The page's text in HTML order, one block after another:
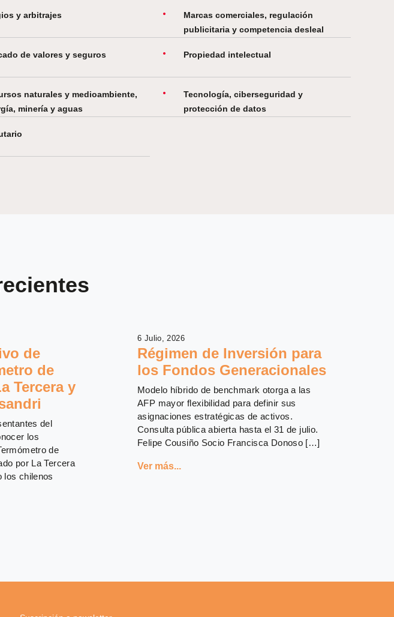
y arbitrajes
Marcas comerciales, regulación
publicitaria y competencia desleal
de valores y seguros Propiedad intelectual
naturales y medioambiente,
minería y aguas
Tecnología, ciberseguridad y
protección de datos
de
de
Tercera y
del
los
de
por La Tercera
los chilenos
6 Julio, 2026
Régimen de Inversión para
los Fondos Generacionales
Modelo híbrido de benchmark otorga a las
AFP mayor flexibilidad para definir sus
asignaciones estratégicas de activos.
Consulta pública abierta hasta el 31 de julio.
Felipe Cousiño Socio Francisca Donoso […]
Ver más...